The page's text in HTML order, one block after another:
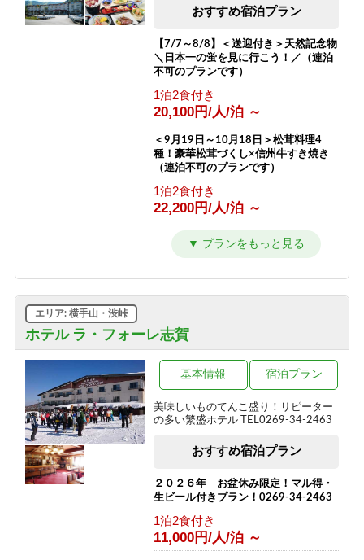
10,200円/人/泊 ～
おすすめ宿泊プラン
【7/7～8/8】＜送迎付き＞天然記念物
＼日本一の蛍を見に行こう！／（連泊
不可のプランです）
1泊2食付き
20,100円/人/泊 ～
＜9月19日～10月18日＞松茸料理4
種！豪華松茸づくし×信州牛すき焼き
（連泊不可のプランです）
1泊2食付き
22,200円/人/泊 ～
＼9月★日曜～金曜限定★／大感謝企
画＜＜1泊2食＞＞謝恩プラン
＼1泊2食スタンダード～翡翠hisui～／
17,200円/人/泊 ～
信州牛しゃぶしゃぶ＆信州味覚＼1泊2
食グレードアップ～碧落hekiraku～／
19,400円/人/泊 ～
ひすい色の温泉の熊の湯＼1泊2食お試
しプラン～萌葱moegi～／
1泊2食付き
15,000円/人/泊 ～
ホテル ラ・フォーレ志賀
エリア: 横手山・渋峠
美味しいものてんこ盛り！リピーター
の多い繁盛ホテル TEL0269-34-2463
基本情報 宿泊プラン
おすすめ宿泊プラン
２０２６年 お盆休み限定！マル得・
生ビール付きプラン！0269-34-2463
1泊2食付き
11,000円/人/泊 ～